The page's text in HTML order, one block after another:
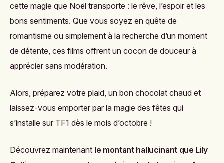
cette magie que Noël transporte : le rêve, l’espoir et les
bons sentiments. Que vous soyez en quête de
romantisme ou simplement à la recherche d’un moment
de détente, ces films offrent un cocon de douceur à
apprécier sans modération.
Alors, préparez votre plaid, un bon chocolat chaud et
laissez-vous emporter par la magie des fêtes qui
s’installe sur TF1 dès le mois d’octobre !
Découvrez maintenant le montant hallucinant que Lily